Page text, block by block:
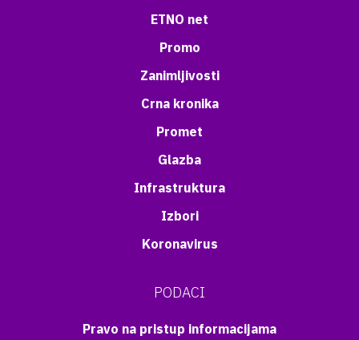
ETNO net
Promo
Zanimljivosti
Crna kronika
Promet
Glazba
Infrastruktura
Izbori
Koronavirus
PODACI
Pravo na pristup informacijama